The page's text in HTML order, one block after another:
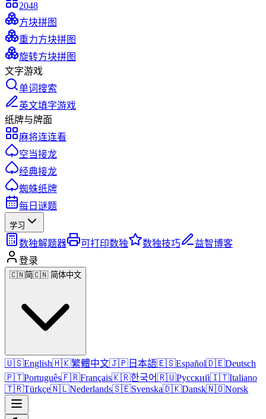
2048
方块拼图
重力方块拼图
旋转方块拼图
文字游戏
单词搜索
英文填字游戏
纸牌与牌面
麻将连连看
空当接龙
经典接龙
蜘蛛纸牌
每日谜题
学习
数独解题器 可打印数独 数独技巧
益智博客
登录
🇨🇳简🇨🇳 简体中文
🇺🇸English🇭🇰繁體中文🇯🇵 日本語🇪🇸Español🇩🇪Deutsch
🇵🇹Português🇫🇷Français🇰🇷한국어🇷🇺Русский🇮🇹Italiano
🇹🇷Türkçe🇳🇱Nederlands🇸🇪Svenska🇩🇰Dansk🇳🇴Norsk